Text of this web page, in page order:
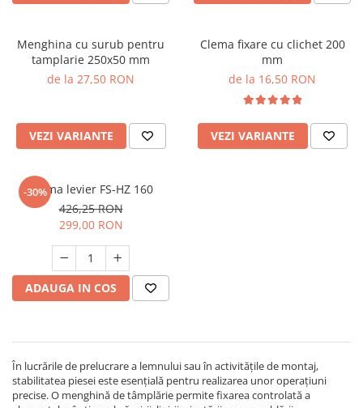
Menghina cu surub pentru
tamplarie 250x50 mm
de la 27,50 RON
VEZI VARIANTE
Clema fixare cu clichet 200
mm
de la 16,50 RON
VEZI VARIANTE
-30%
Clema levier FS-HZ 160
426,25 RON
299,00 RON
ADAUGA IN COS
În lucrările de prelucrare a lemnului sau în activitățile de montaj,
stabilitatea piesei este esențială pentru realizarea unor operațiuni
precise. O menghină de tâmplărie permite fixarea controlată a